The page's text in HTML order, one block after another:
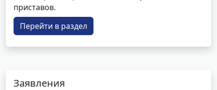
приставов.
Перейти в раздел
Заявления